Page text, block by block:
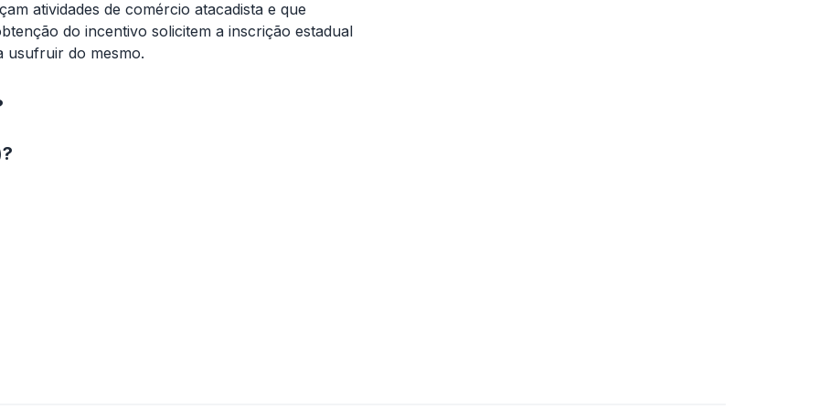
atividades de comércio atacadista e que
do incentivo solicitem a inscrição estadual
usufruir do mesmo.